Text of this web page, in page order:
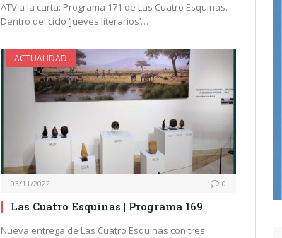
ATV a la carta: Programa 171 de Las Cuatro Esquinas.
Dentro del ciclo ‘Jueves literarios’…
ACTUALIDAD
03/11/2022 0
Las Cuatro Esquinas | Programa 169
Nueva entrega de Las Cuatro Esquinas con tres